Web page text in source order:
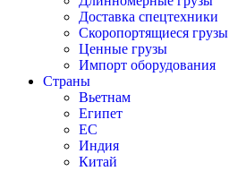
Доставка спецтехники
Скоропортящиеся грузы
Ценные грузы
Импорт оборудования
Страны
Вьетнам
Египет
ЕС
Индия
Китай